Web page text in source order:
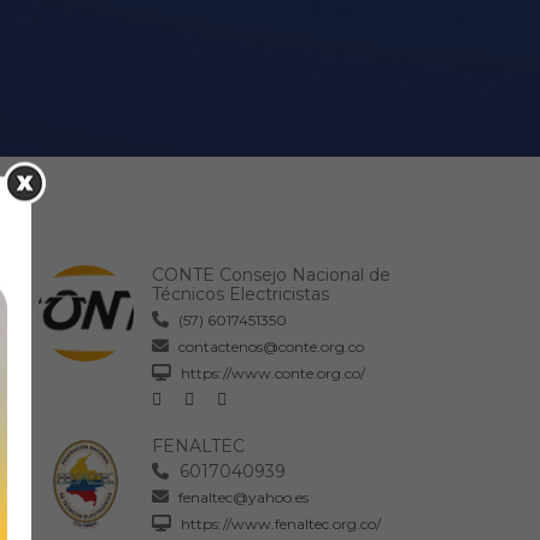
con la nueva
CONTE Consejo Nacional de
Técnicos Electricistas
(57) 6017451350
contactenos@conte.org.co
https://www.conte.org.co/
FENALTEC
6017040939
fenaltec@yahoo.es
https://www.fenaltec.org.co/